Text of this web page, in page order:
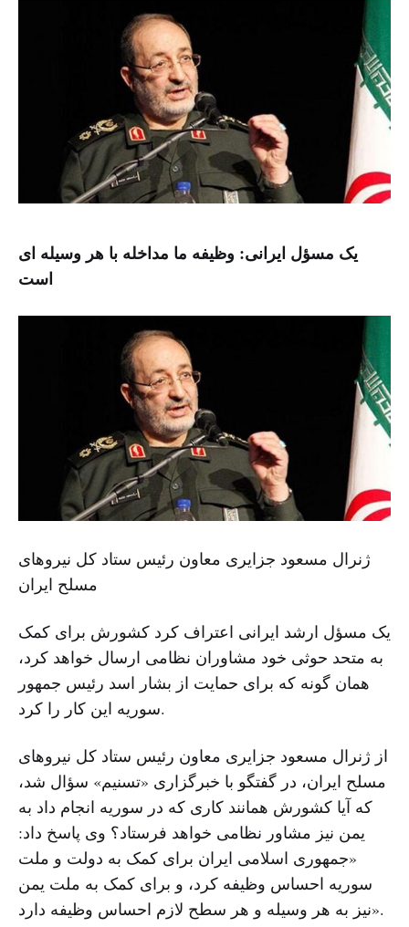
یک مسؤل ایرانی: وظیفه ما مداخله با هر وسیله ای
است
ژنرال مسعود جزایری معاون رئیس ستاد کل نیروهای
مسلح ایران
یک مسؤل ارشد ایرانی اعتراف کرد کشورش برای کمک
به متحد حوثی خود مشاوران نظامی ارسال خواهد کرد،
همان گونه که برای حمایت از بشار اسد رئیس جمهور
سوریه این کار را کرد.
از ژنرال مسعود جزایری معاون رئیس ستاد کل نیروهای
مسلح ایران، در گفتگو با خبرگزاری «تسنیم» سؤال شد،
که آیا کشورش همانند کاری که در سوریه انجام داد به
یمن نیز مشاور نظامی خواهد فرستاد؟ وی پاسخ داد:
«جمهوری اسلامی ایران برای کمک به دولت و ملت
سوریه احساس وظیفه کرد، و برای کمک به ملت یمن
نیز به هر وسیله و هر سطح لازم احساس وظیفه دارد».